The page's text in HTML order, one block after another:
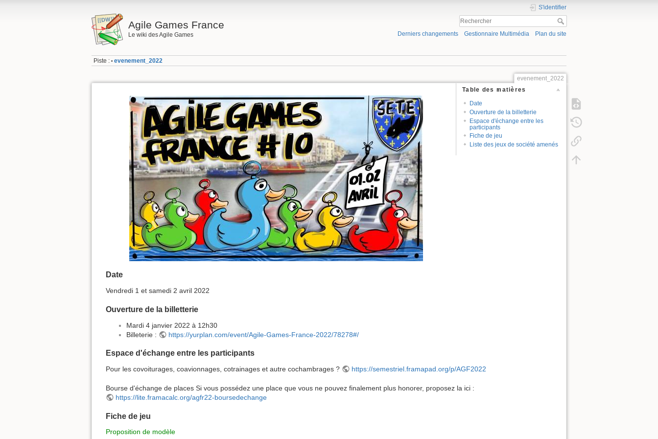
Agile Games France
Le wiki des Agile Games
S'identifier
Derniers changements Gestionnaire Multimédia Plan du site
Piste : • evenement_2022
evenement_2022
Table des matières
Date
Ouverture de la billetterie
Espace d'échange entre les
participants
Fiche de jeu
Liste des jeux de société amenés
Date
Vendredi 1 et samedi 2 avril 2022
Ouverture de la billetterie
Mardi 4 janvier 2022 à 12h30
Billeterie :
https://yurplan.com/event/Agile-Games-France-2022/78278#/
Espace d'échange entre les participants
Pour les covoiturages, coavionnages, cotrainages et autre cochambrages ? https://semestriel.framapad.org/p/AGF2022
Bourse d'échange de places Si vous possédez une place que vous ne pouvez finalement plus honorer, proposez la ici :
https://lite.framacalc.org/agfr22-boursedechange
Fiche de jeu
Proposition de modèle